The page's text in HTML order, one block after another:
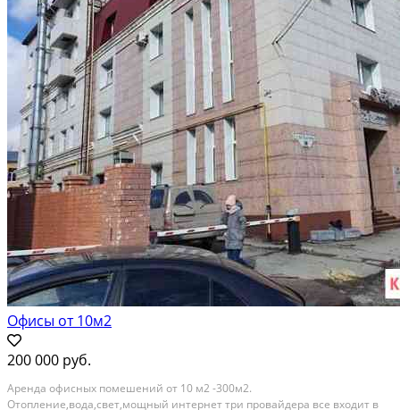
Офисы от 10м2
200 000 руб.
Аренда офисных помешений от 10 м2 -300м2.
Отопление,вода,свет,мощный интернет три провайдера все входит в